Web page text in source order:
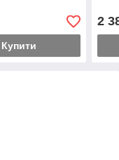
Купити
2